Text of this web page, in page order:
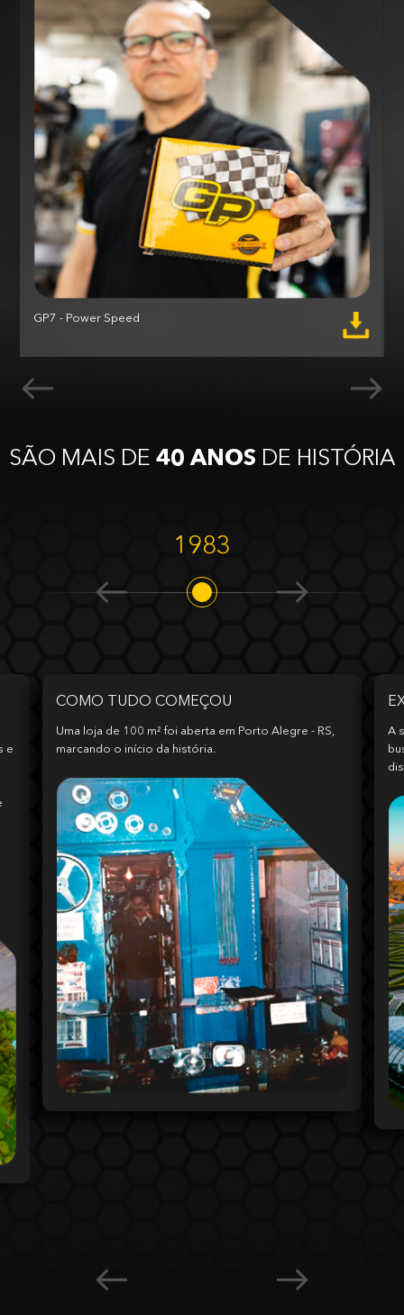
GP7 - Power Speed
SÃO MAIS DE 40 ANOS DE HISTÓRIA
1983
e
COMO TUDO COMEÇOU
Uma loja de 100 m² foi aberta em Porto Alegre - RS,
marcando o início da história.
A